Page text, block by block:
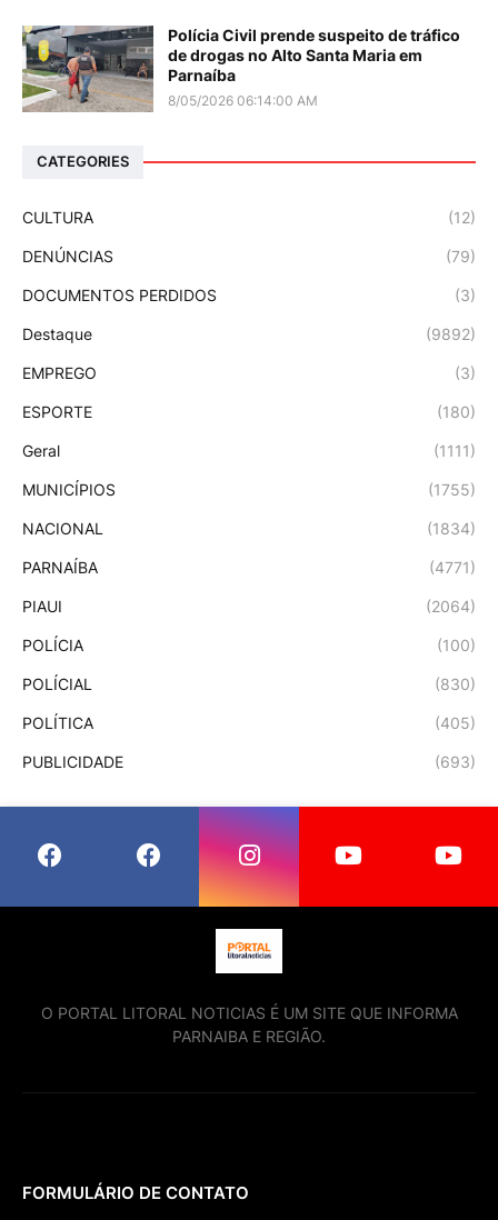
Polícia Civil prende suspeito de tráfico
de drogas no Alto Santa Maria em
Parnaíba
8/05/2026 06:14:00 AM
CATEGORIES
CULTURA (12)
DENÚNCIAS (79)
DOCUMENTOS PERDIDOS (3)
Destaque (9892)
EMPREGO (3)
ESPORTE (180)
Geral (1111)
MUNICÍPIOS (1755)
NACIONAL (1834)
PARNAÍBA (4771)
PIAUI (2064)
POLÍCIA (100)
POLÍCIAL (830)
POLÍTICA (405)
PUBLICIDADE (693)
O PORTAL LITORAL NOTICIAS É UM SITE QUE INFORMA
PARNAIBA E REGIÃO.
FORMULÁRIO DE CONTATO